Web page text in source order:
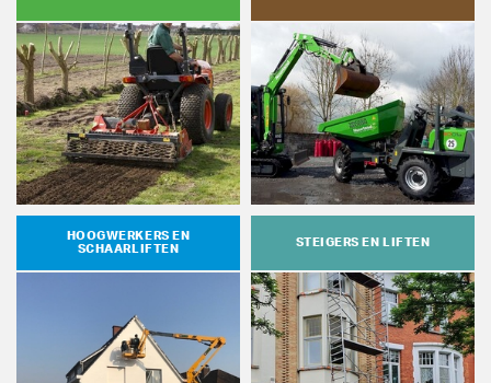
HOOGWERKERS EN
SCHAARLIFTEN
STEIGERS EN LIFTEN